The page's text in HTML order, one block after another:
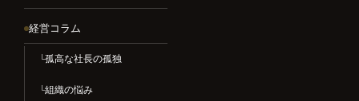
経営コラム
孤高な社長の孤独
組織の悩み